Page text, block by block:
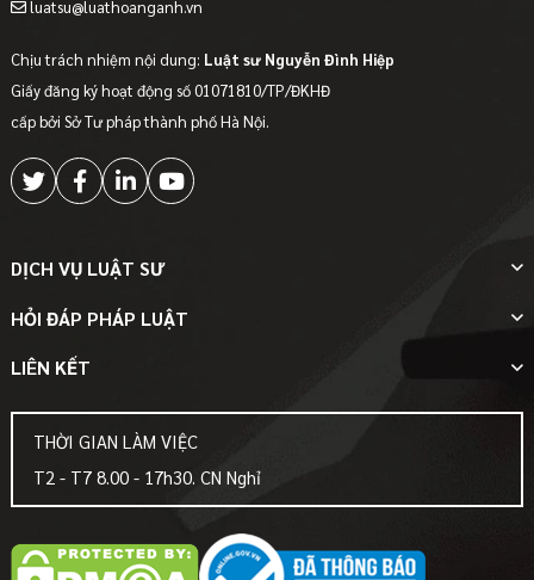
luatsu@luathoanganh.vn
Chịu trách nhiệm nội dung: Luật sư Nguyễn Đình Hiệp
Giấy đăng ký hoạt động số 01071810/TP/ĐKHĐ
cấp bởi Sở Tư pháp thành phố Hà Nội.
DỊCH VỤ LUẬT SƯ
HỎI ĐÁP PHÁP LUẬT
LIÊN KẾT
THỜI GIAN LÀM VIỆC
T2 - T7 8.00 - 17h30. CN Nghỉ